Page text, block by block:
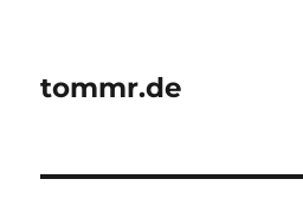
tommr.de